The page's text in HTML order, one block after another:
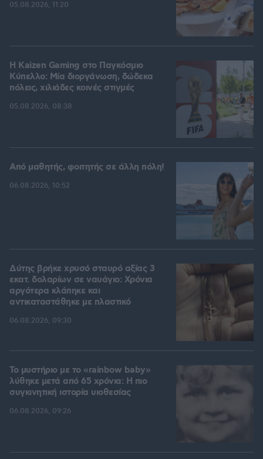
05.08.2026, 11:20
H Kaizen Gaming στο Παγκόσμιο
Kύπελλο: Μία διοργάνωση, δώδεκα
πόλεις, χιλιάδες κοινές στιγμές
05.08.2026, 08:38
Από μαθητής, φοιτητής σε άλλη πόλη!
06.08.2026, 10:52
Δύτης βρήκε χρυσό σταυρό αξίας 3
εκατ. δολαρίων σε ναυάγιο: Χρόνια
αργότερα κλάπηκε και
αντικαταστάθηκε με πλαστικό
06.08.2026, 09:30
Το μυστήριο με το «rainbow baby»
λύθηκε μετά από 65 χρόνια: Η πιο
συγκινητική ιστορία υιοθεσίας
06.08.2026, 09:26